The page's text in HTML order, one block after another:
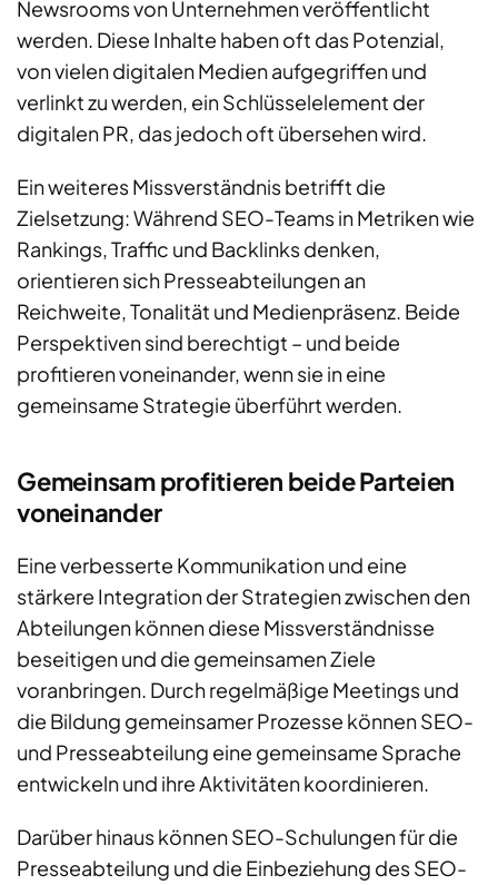
Newsrooms von Unternehmen veröffentlicht
werden. Diese Inhalte haben oft das Potenzial,
von vielen digitalen Medien aufgegriffen und
verlinkt zu werden, ein Schlüsselelement der
digitalen PR, das jedoch oft übersehen wird.
Ein weiteres Missverständnis betrifft die
Zielsetzung: Während SEO-Teams in Metriken wie
Rankings, Traffic und Backlinks denken,
orientieren sich Presseabteilungen an
Reichweite, Tonalität und Medienpräsenz. Beide
Perspektiven sind berechtigt – und beide
profitieren voneinander, wenn sie in eine
gemeinsame Strategie überführt werden.
Gemeinsam profitieren beide Parteien
voneinander
Eine verbesserte Kommunikation und eine
stärkere Integration der Strategien zwischen den
Abteilungen können diese Missverständnisse
beseitigen und die gemeinsamen Ziele
voranbringen. Durch regelmäßige Meetings und
die Bildung gemeinsamer Prozesse können SEO-
und Presseabteilung eine gemeinsame Sprache
entwickeln und ihre Aktivitäten koordinieren.
Darüber hinaus können SEO-Schulungen für die
Presseabteilung und die Einbeziehung des SEO-